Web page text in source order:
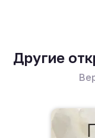
Другие